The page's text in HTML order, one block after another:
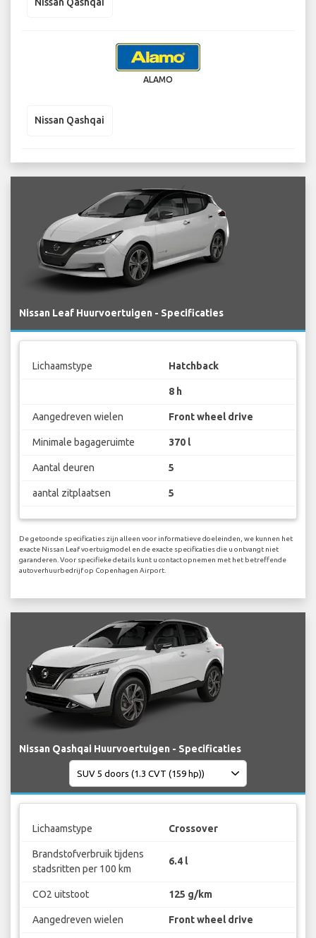
ALAMO
Nissan Qashqai
Nissan Leaf Huurvoertuigen - Specificaties
Lichaamstype Hatchback
8 h
Aangedreven wielen Front wheel drive
Minimale bagageruimte 370 l
Aantal deuren 5
aantal zitplaatsen 5
De getoonde specificaties zijn alleen voor informatieve doeleinden, we kunnen het
exacte Nissan Leaf voertuigmodel en de exacte specificaties die u ontvangt niet
garanderen. Voor specifieke details kunt u contact opnemen met het betreffende
autoverhuurbedrijf op Copenhagen Airport.
Nissan Qashqai Huurvoertuigen - Specificaties
Lichaamstype Crossover
Brandstofverbruik tijdens
stadsritten per 100 km
6.4 l
CO2 uitstoot 125 g/km
Aangedreven wielen Front wheel drive